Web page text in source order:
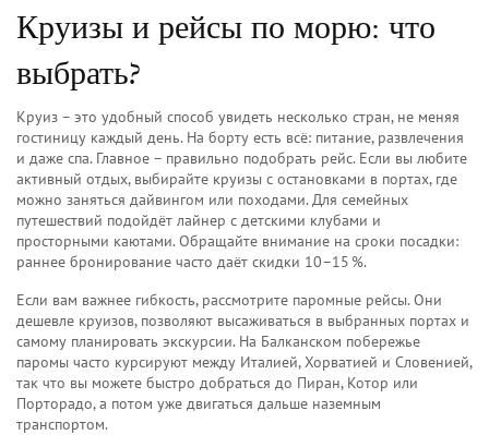
Круизы и рейсы по морю: что
выбрать?
Круиз – это удобный способ увидеть несколько стран, не меняя
гостиницу каждый день. На борту есть всё: питание, развлечения
и даже спа. Главное – правильно подобрать рейс. Если вы любите
активный отдых, выбирайте круизы с остановками в портах, где
можно заняться дайвингом или походами. Для семейных
путешествий подойдёт лайнер с детскими клубами и
просторными каютами. Обращайте внимание на сроки посадки:
раннее бронирование часто даёт скидки 10–15 %.
Если вам важнее гибкость, рассмотрите паромные рейсы. Они
дешевле круизов, позволяют высаживаться в выбранных портах и
самому планировать экскурсии. На Балканском побережье
паромы часто курсируют между Италией, Хорватией и Словенией,
так что вы можете быстро добраться до Пиран, Котор или
Порторадо, а потом уже двигаться дальше наземным
транспортом.